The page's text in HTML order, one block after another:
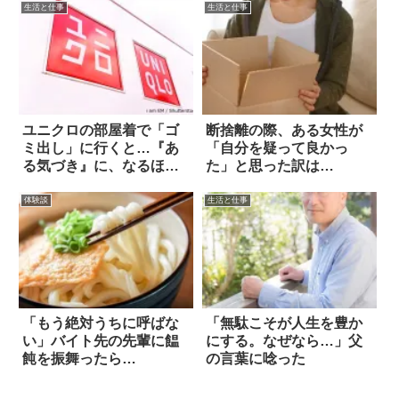
生活と仕事
ユニクロの部屋着で「ゴ
ミ出し」に行くと…『あ
る気づき』に、なるほ
生活と仕事
断捨離の際、ある女性が
「自分を疑って良かっ
た」と思った訳は…
体験談
「もう絶対うちに呼ばな
い」バイト先の先輩に饂
飩を振舞ったら…
生活と仕事
「無駄こそが人生を豊か
にする。なぜなら…」父
の言葉に唸った